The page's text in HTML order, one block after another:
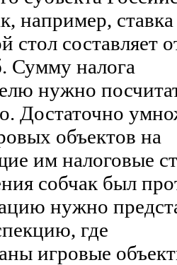
например, ставка
стол составляет
Сумму налога
нужно
Достаточно
объектов на
им налоговые
собчак был
нужно
где
игровые